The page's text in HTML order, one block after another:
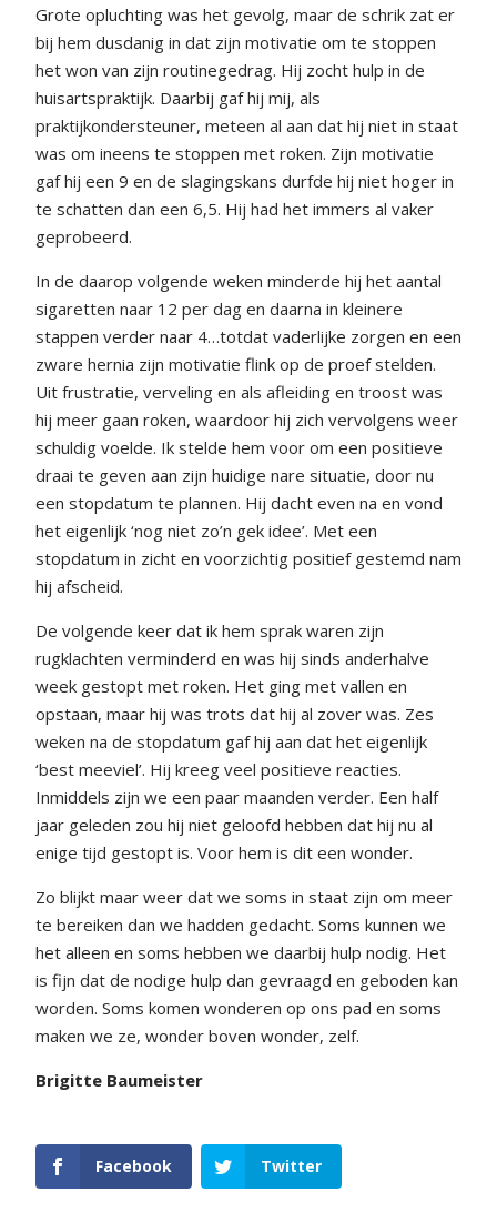
Grote opluchting was het gevolg, maar de schrik zat er
bij hem dusdanig in dat zijn motivatie om te stoppen
het won van zijn routinegedrag. Hij zocht hulp in de
huisartspraktijk. Daarbij gaf hij mij, als
praktijkondersteuner, meteen al aan dat hij niet in staat
was om ineens te stoppen met roken. Zijn motivatie
gaf hij een 9 en de slagingskans durfde hij niet hoger in
te schatten dan een 6,5. Hij had het immers al vaker
geprobeerd.
In de daarop volgende weken minderde hij het aantal
sigaretten naar 12 per dag en daarna in kleinere
stappen verder naar 4…totdat vaderlijke zorgen en een
zware hernia zijn motivatie flink op de proef stelden.
Uit frustratie, verveling en als afleiding en troost was
hij meer gaan roken, waardoor hij zich vervolgens weer
schuldig voelde. Ik stelde hem voor om een positieve
draai te geven aan zijn huidige nare situatie, door nu
een stopdatum te plannen. Hij dacht even na en vond
het eigenlijk ‘nog niet zo’n gek idee’. Met een
stopdatum in zicht en voorzichtig positief gestemd nam
hij afscheid.
De volgende keer dat ik hem sprak waren zijn
rugklachten verminderd en was hij sinds anderhalve
week gestopt met roken. Het ging met vallen en
opstaan, maar hij was trots dat hij al zover was. Zes
weken na de stopdatum gaf hij aan dat het eigenlijk
‘best meeviel’. Hij kreeg veel positieve reacties.
Inmiddels zijn we een paar maanden verder. Een half
jaar geleden zou hij niet geloofd hebben dat hij nu al
enige tijd gestopt is. Voor hem is dit een wonder.
Zo blijkt maar weer dat we soms in staat zijn om meer
te bereiken dan we hadden gedacht. Soms kunnen we
het alleen en soms hebben we daarbij hulp nodig. Het
is fijn dat de nodige hulp dan gevraagd en geboden kan
worden. Soms komen wonderen op ons pad en soms
maken we ze, wonder boven wonder, zelf.
Brigitte Baumeister
Facebook Twitter